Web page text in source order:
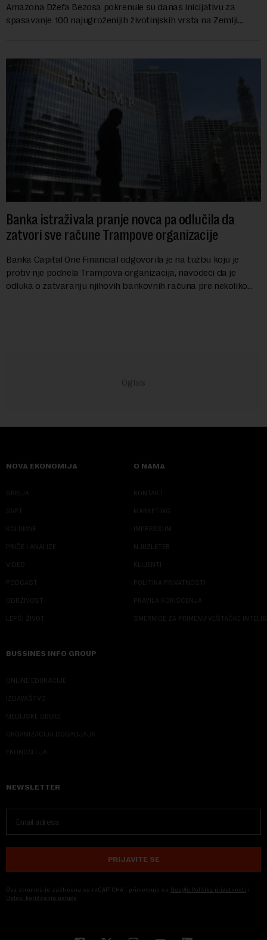
Amazona Džefa Bezosa pokrenule su danas inicijativu za
spasavanje 100 najugroženijih životinjskih vrsta na Zemlji
Banka istraživala pranje novca pa odlučila da
zatvori sve račune Trampove organizacije
Banka Capital One Financial odgovorila je na tužbu koju je
protiv nje podnela Trampova organizacija, navodeći da je
odluka o zatvaranju njihovih bankovnih računa pre nekoliko
NOVA EKONOMIJA
SRBIJA
SVET
KOLUMNE
PRIČE I ANALIZE
VIDEO
PODCAST
ODRŽIVOST
LEPŠI ŽIVOT
O NAMA
KONTAKT
MARKETING
IMPRESSUM
NJUZLETER
KLIJENTI
POLITIKA PRIVATNOSTI
PRAVILA KORIŠĆENJA
SMERNICE ZA PRIMENU VEŠTAČKE
BUSSINES INFO GROUP
ONLINE EDUKACIJE
IZDAVAŠTVO
MEDIJSKE OBUKE
ORGANIZACIJA DOGADJAJA
EKONOM I JA
NEWSLETTER
PRIJAVITE SE
Ova stranica je zaštićena sa reCAPTCHA i primenjuju se Google Politika privatnosti i
Uslovi korišćenja usluge